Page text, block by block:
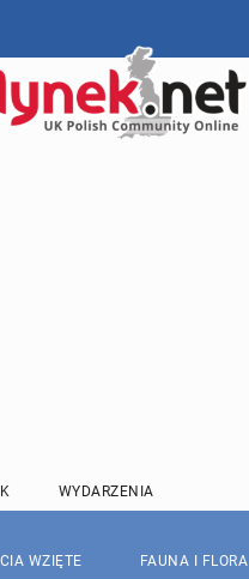
WYDARZENIA
WZIĘTE FAUNA I FLORA